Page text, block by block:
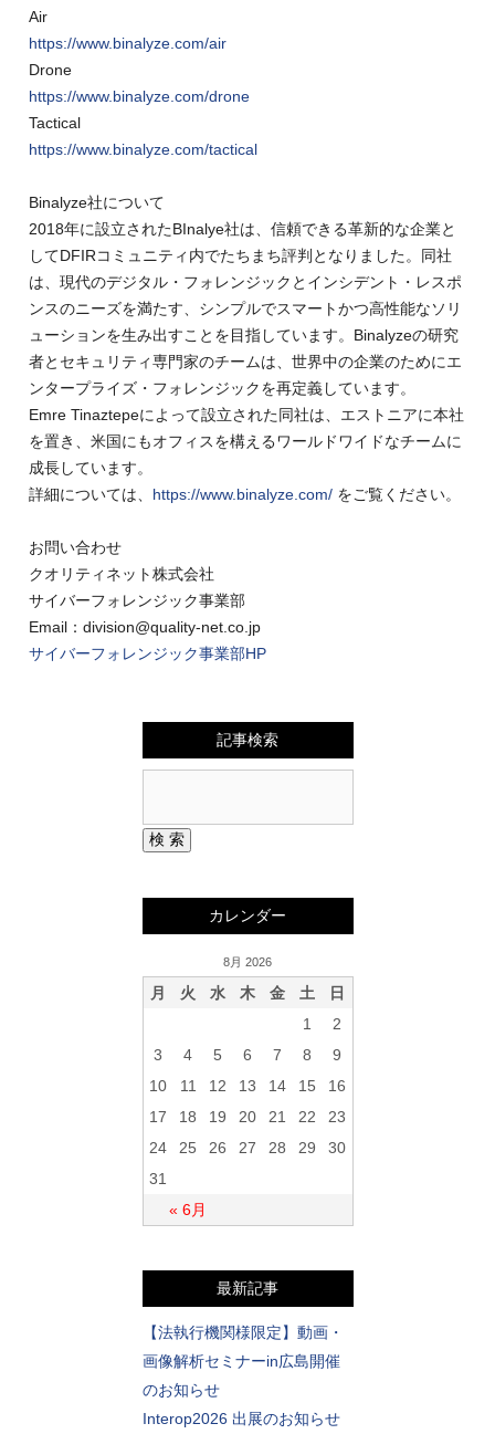
Air
https://www.binalyze.com/air
Drone
https://www.binalyze.com/drone
Tactical
https://www.binalyze.com/tactical
Binalyze社について
2018年に設立されたBInalye社は、信頼できる革新的な企業と
してDFIRコミュニティ内でたちまち評判となりました。同社
は、現代のデジタル・フォレンジックとインシデント・レスポ
ンスのニーズを満たす、シンプルでスマートかつ高性能なソリ
ューションを生み出すことを目指しています。Binalyzeの研究
者とセキュリティ専門家のチームは、世界中の企業のためにエ
ンタープライズ・フォレンジックを再定義しています。
Emre Tinaztepeによって設立された同社は、エストニアに本社
を置き、米国にもオフィスを構えるワールドワイドなチームに
成長しています。
詳細については、 https://www.binalyze.com/ をご覧ください。
お問い合わせ
クオリティネット株式会社
サイバーフォレンジック事業部
Email：division@quality-net.co.jp
サイバーフォレンジック事業部HP
記事検索
カレンダー
8月 2026
月 火 水 木 金 土 日
« 6月
1
2
3
4 5 6 7 8
9
10
11 12 13 14 15
16
17
18 19 20 21 22
23
24
25 26 27 28 29
30
31
最新記事
【法執行機関様限定】動画・
画像解析セミナーin広島開催
のお知らせ
Interop2026 出展のお知らせ